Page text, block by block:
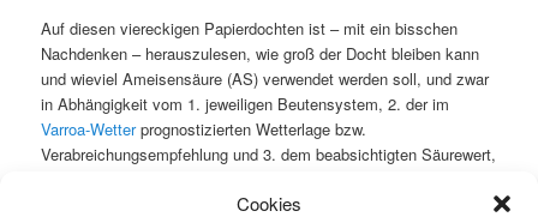
Cookies
Auf diesen viereckigen Papierdochten ist – mit ein bisschen
Nachdenken – herauszulesen, wie groß der Docht bleiben kann
und wieviel Ameisensäure (AS) verwendet werden soll, und zwar
in Abhängigkeit vom 1. jeweiligen Beutensystem, 2. der im
Varroa-Wetterprognostizierten Wetterlage bzw.
Verabreichungsempfehlung und 3. dem beabsichtigten Säurewert,
nur bei „Behandlungsnotstand“ via Verschreibung durch einen